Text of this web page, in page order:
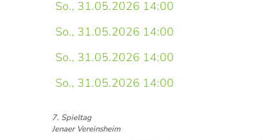
So., 31.05.2026 14:00
So., 31.05.2026 14:00
So., 31.05.2026 14:00
So., 31.05.2026 14:00
7. Spieltag
Jenaer Vereinsheim